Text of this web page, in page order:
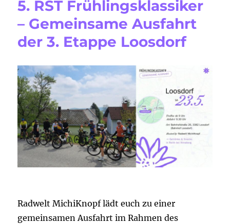
5. RST Frühlingsklassiker
– Gemeinsame Ausfahrt
der 3. Etappe Loosdorf
Radwelt MichiKnopf lädt euch zu einer
gemeinsamen Ausfahrt im Rahmen des